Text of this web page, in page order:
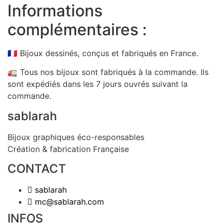
Informations
complémentaires :
🇫🇷 Bijoux dessinés, conçus et fabriqués en France.
🚛 Tous nos bijoux sont fabriqués à la commande. Ils
sont expédiés dans les 7 jours ouvrés suivant la
commande.
sablarah
Bijoux graphiques éco-responsables
Création & fabrication Française
CONTACT
sablarah
mc@sablarah.com
INFOS